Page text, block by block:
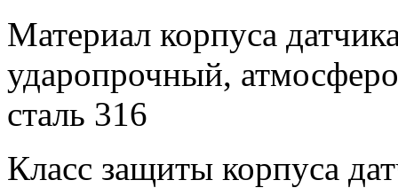
Материал корпуса
ударопрочный,
сталь 316
Класс защиты корпуса